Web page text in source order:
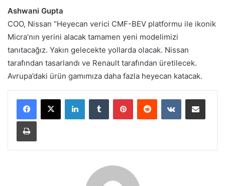
Ashwani Gupta
COO, Nissan “Heyecan verici CMF-BEV platformu ile ikonik
Micra’nın yerini alacak tamamen yeni modelimizi
tanıtacağız. Yakın gelecekte yollarda olacak. Nissan
tarafından tasarlandı ve Renault tarafından üretilecek.
Avrupa’daki ürün gamımıza daha fazla heyecan katacak.
LinkedInTumblr PinterestReddit VKontakteE-Posta ile paylaş
Yazdır